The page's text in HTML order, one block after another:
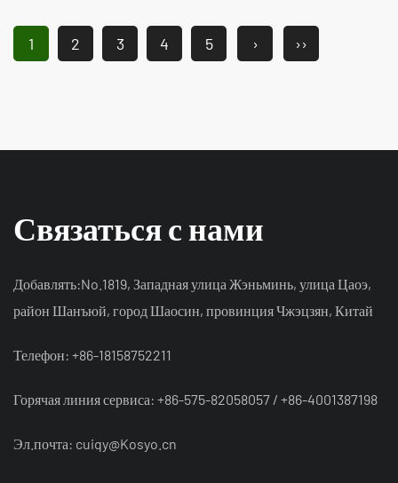
1 2 3 4 5 › ››
Связаться с нами
Добавлять:No.1819, Западная улица Жэньминь, улица Цаоэ,
район Шанъюй, город Шаосин, провинция Чжэцзян, Китай
Телефон: +86-18158752211
Горячая линия сервиса: +86-575-82058057 / +86-4001387198
Эл.почта: cuiqy@Kosyo.cn